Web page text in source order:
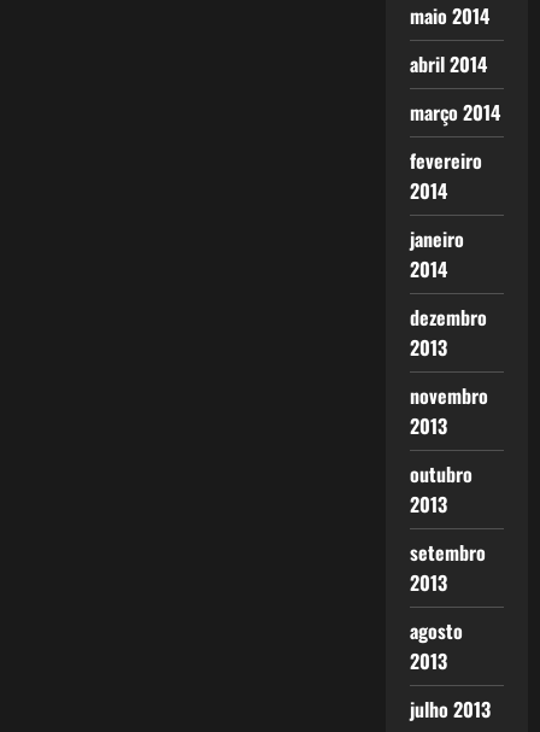
maio 2014
abril 2014
março 2014
fevereiro
2014
janeiro
2014
dezembro
2013
novembro
2013
outubro
2013
setembro
2013
agosto
2013
julho 2013